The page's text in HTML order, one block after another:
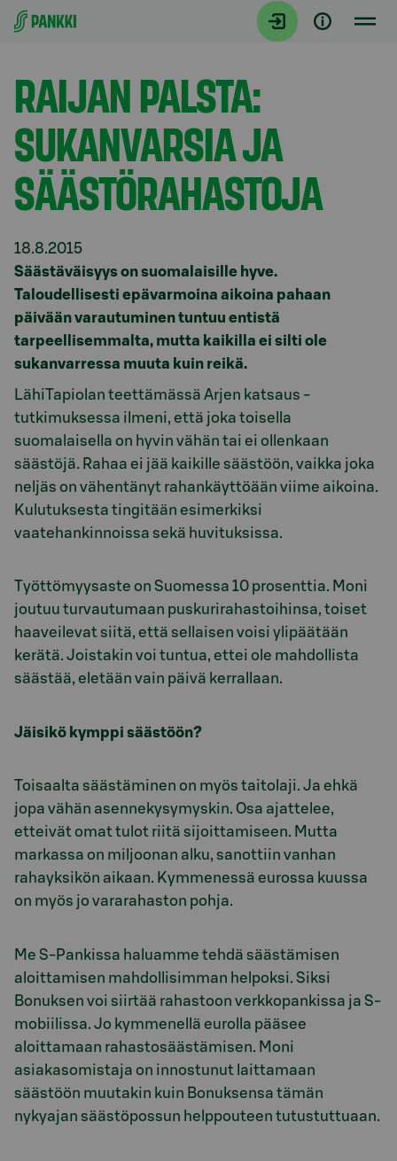
Siirry suoraan sisältöön
Tiedotteet
RAIJAN PALSTA:
SUKANVARSIA JA
SÄÄSTÖRAHASTOJA
18.8.2015
Säästäväisyys on suomalaisille hyve.
Taloudellisesti epävarmoina aikoina pahaan
päivään varautuminen tuntuu entistä
tarpeellisemmalta, mutta kaikilla ei silti ole
sukanvarressa muuta kuin reikä.
LähiTapiolan teettämässä Arjen katsaus -
tutkimuksessa ilmeni, että joka toisella
suomalaisella on hyvin vähän tai ei ollenkaan
säästöjä. Rahaa ei jää kaikille säästöön, vaikka joka
neljäs on vähentänyt rahankäyttöään viime aikoina.
Kulutuksesta tingitään esimerkiksi
vaatehankinnoissa sekä huvituksissa.
Työttömyysaste on Suomessa 10 prosenttia. Moni
joutuu turvautumaan puskurirahastoihinsa, toiset
haaveilevat siitä, että sellaisen voisi ylipäätään
kerätä. Joistakin voi tuntua, ettei ole mahdollista
säästää, eletään vain päivä kerrallaan.
Jäisikö kymppi säästöön?
Toisaalta säästäminen on myös taitolaji. Ja ehkä
jopa vähän asennekysymyskin. Osa ajattelee,
etteivät omat tulot riitä sijoittamiseen. Mutta
markassa on miljoonan alku, sanottiin vanhan
rahayksikön aikaan. Kymmenessä eurossa kuussa
on myös jo vararahaston pohja.
Me S-Pankissa haluamme tehdä säästämisen
aloittamisen mahdollisimman helpoksi. Siksi
Bonuksen voi siirtää rahastoon verkkopankissa ja S-
mobiilissa. Jo kymmenellä eurolla pääsee
aloittamaan rahastosäästämisen. Moni
asiakasomistaja on innostunut laittamaan
säästöön muutakin kuin Bonuksensa tämän
nykyajan säästöpossun helppouteen tutustuttuaan.